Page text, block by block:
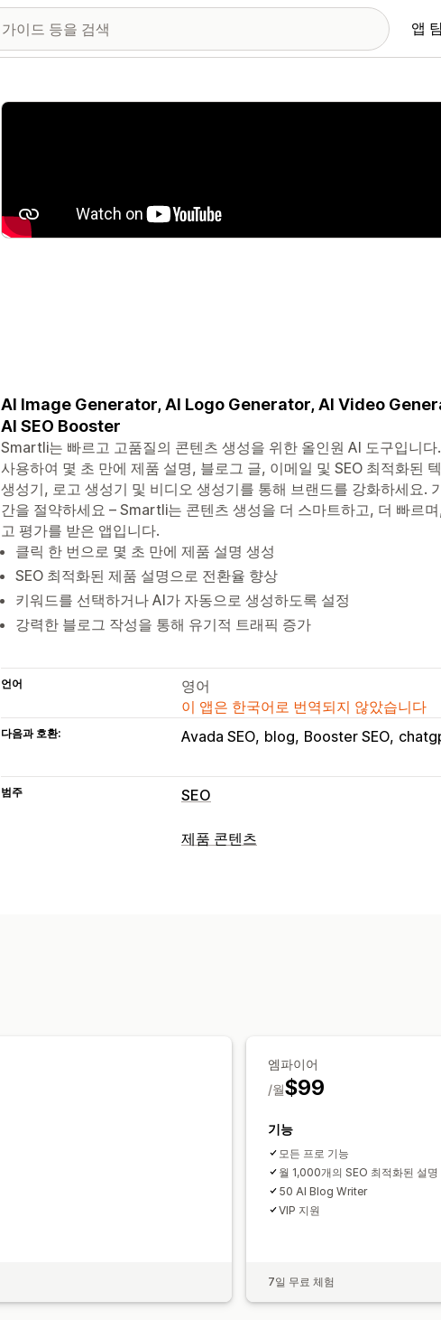
앱
추천 이미지 갤러리
AI Image Generator, AI Logo Generator, AI Video
AI SEO Booster
Smartli는 빠르고 고품질의 콘텐츠 생성을 위한 올인원 AI 도구입니
사용하여 몇 초 만에 제품 설명, 블로그 글, 이메일 및 SEO 최적화된
생성기, 로고 생성기 및 비디오 생성기를 통해 브랜드를 강화하세요.
간을 절약하세요 – Smartli는 콘텐츠 생성을 더 스마트하고, 더 빠르
고 평가를 받은 앱입니다.
클릭 한 번으로 몇 초 만에 제품 설명 생성
SEO 최적화된 제품 설명으로 전환율 향상
키워드를 선택하거나 AI가 자동으로 생성하도록 설정
강력한 블로그 작성을 통해 유기적 트래픽 증가
언어
영어
이 앱은 한국어로 번역되지 않았습니다
다음과 호환: Avada SEO blog Booster SEO
범주 SEO
SEO 도구
제품 콘텐츠
엠파이어
$99
/월
기능
모든 프로 기능
월 1,000개의 SEO 최적화된 설명
50 AI Blog Writer
VIP 지원
7일 무료 체험